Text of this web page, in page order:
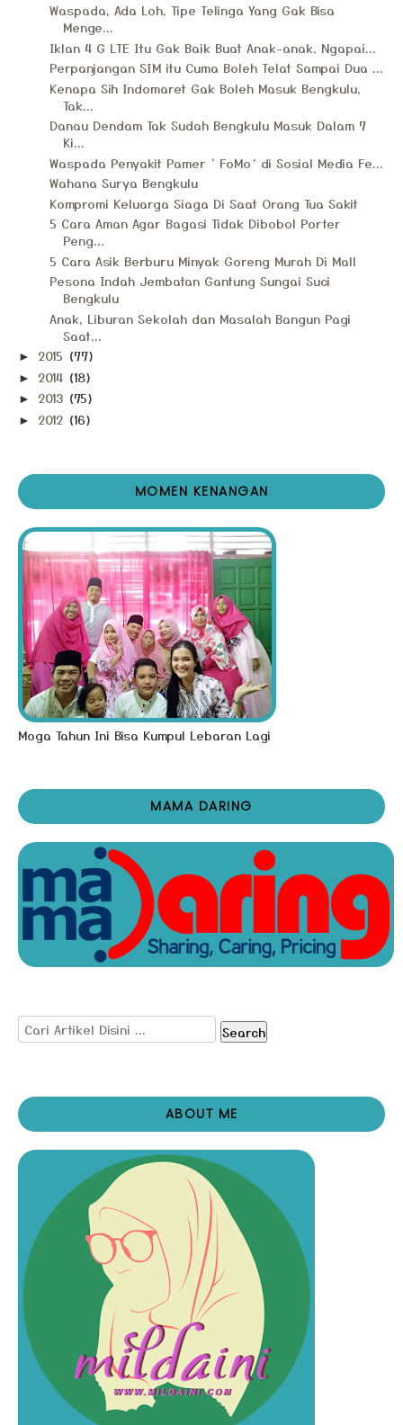
Waspada, Ada Loh, Tipe Telinga Yang Gak Bisa
Menge...
Iklan 4 G LTE Itu Gak Baik Buat Anak-anak. Ngapai...
Perpanjangan SIM itu Cuma Boleh Telat Sampai Dua ...
Kenapa Sih Indomaret Gak Boleh Masuk Bengkulu,
Tak...
Danau Dendam Tak Sudah Bengkulu Masuk Dalam 7
Ki...
Waspada Penyakit Pamer ‘ FoMo’ di Sosial Media Fe...
Wahana Surya Bengkulu
Kompromi Keluarga Siaga Di Saat Orang Tua Sakit
5 Cara Aman Agar Bagasi Tidak Dibobol Porter
Peng...
5 Cara Asik Berburu Minyak Goreng Murah Di Mall
Pesona Indah Jembatan Gantung Sungai Suci
Bengkulu
Anak, Liburan Sekolah dan Masalah Bangun Pagi
Saat...
► 2015 (77)
► 2014 (18)
► 2013 (75)
► 2012 (16)
MOMEN KENANGAN
Moga Tahun Ini Bisa Kumpul Lebaran Lagi
MAMA DARING
Search
ABOUT ME